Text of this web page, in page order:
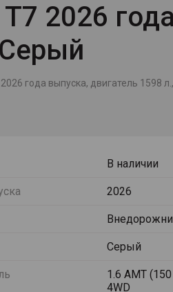
2026
года выпуска, двигатель 1598
В наличии
2026
Серый
1.6 AMT (150
4WD